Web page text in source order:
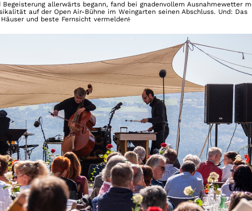
allerwärts begann, fand bei gnadenvollem Ausnahmewetter
auf der Open Air-Bühne im Weingarten seinen Abschluss. Und: Das
und beste Fernsicht vermelden!